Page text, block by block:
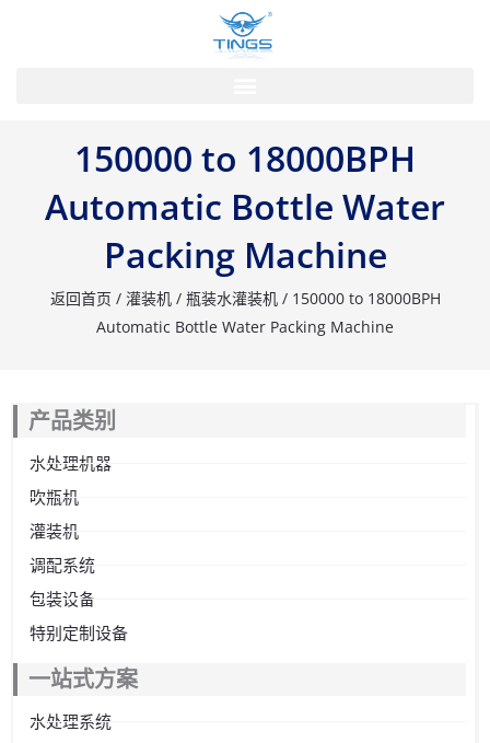
150000 to 18000BPH
Automatic Bottle Water
Packing Machine
返回首页 / 灌装机/ 瓶装水灌装机/ 150000 to 18000BPH
Automatic Bottle Water Packing Machine
产品类别
水处理机器
吹瓶机
灌装机
调配系统
包装设备
特别定制设备
一站式方案
水处理系统